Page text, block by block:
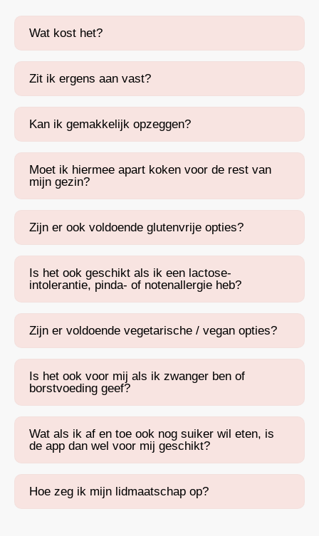
Wat kost het?
Zit ik ergens aan vast?
Kan ik gemakkelijk opzeggen?
Moet ik hiermee apart koken voor de rest van
mijn gezin?
Zijn er ook voldoende glutenvrije opties?
Is het ook geschikt als ik een lactose-
intolerantie, pinda- of notenallergie heb?
Zijn er voldoende vegetarische / vegan opties?
Is het ook voor mij als ik zwanger ben of
borstvoeding geef?
Wat als ik af en toe ook nog suiker wil eten, is
de app dan wel voor mij geschikt?
Hoe zeg ik mijn lidmaatschap op?